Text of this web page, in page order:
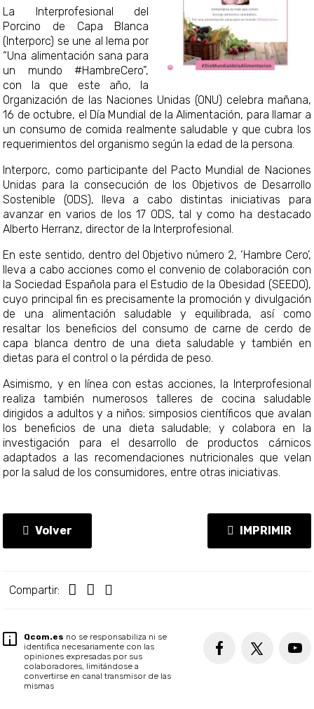
La Interprofesional del
Porcino de Capa Blanca
(Interporc) se une al lema por
“Una alimentación sana para
un mundo #HambreCero”,
con la que este año, la
Organización de las Naciones Unidas (ONU) celebra mañana,
16 de octubre, el Día Mundial de la Alimentación, para llamar a
un consumo de comida realmente saludable y que cubra los
requerimientos del organismo según la edad de la persona.
Interporc, como participante del Pacto Mundial de Naciones
Unidas para la consecución de los Objetivos de Desarrollo
Sostenible (ODS), lleva a cabo distintas iniciativas para
avanzar en varios de los 17 ODS, tal y como ha destacado
Alberto Herranz, director de la Interprofesional.
En este sentido, dentro del Objetivo número 2, ‘Hambre Cero’,
lleva a cabo acciones como el convenio de colaboración con
la Sociedad Española para el Estudio de la Obesidad (SEEDO),
cuyo principal fin es precisamente la promoción y divulgación
de una alimentación saludable y equilibrada, así como
resaltar los beneficios del consumo de carne de cerdo de
capa blanca dentro de una dieta saludable y también en
dietas para el control o la pérdida de peso.
Asimismo, y en línea con estas acciones, la Interprofesional
realiza también numerosos talleres de cocina saludable
dirigidos a adultos y a niños; simposios científicos que avalan
los beneficios de una dieta saludable; y colabora en la
investigación para el desarrollo de productos cárnicos
adaptados a las recomendaciones nutricionales que velan
por la salud de los consumidores, entre otras iniciativas.
Volver IMPRIMIR
Compartir:
Qcom.es no se responsabiliza ni se
identifica necesariamente con las
opiniones expresadas por sus
colaboradores, limitándose a
convertirse en canal transmisor de las
mismas